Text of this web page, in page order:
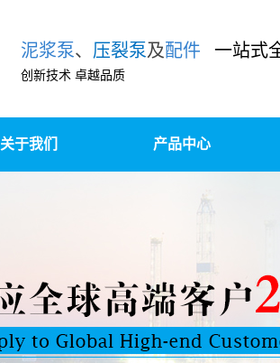
泥浆泵、 压裂泵及配件 一站式
创新技术 卓越品质
关于我们 产品中心
高压锻造及精密铸造